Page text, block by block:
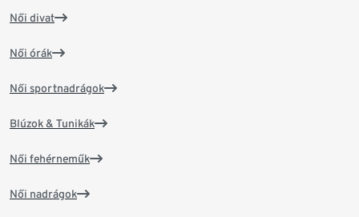
Női divat
Női órák
Női sportnadrágok
Blúzok & Tunikák
Női fehérneműk
Női nadrágok